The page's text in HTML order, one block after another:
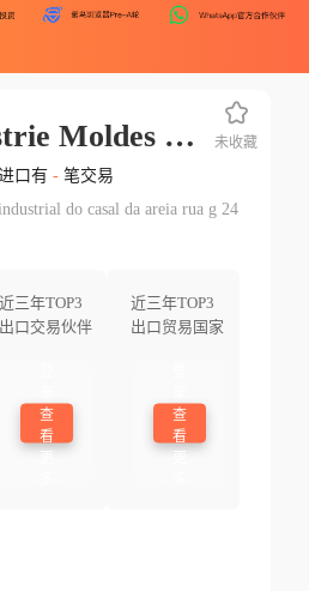
Imtec Industrie Moldes Tecnicos Ltda.
口有 -笔交易
do casal da areia rua g 24
近三年TOP3
出口交易伙伴
查
看
近三年TOP3
出口贸易国家
查
看
未收藏